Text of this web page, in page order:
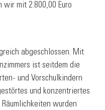
wir mit 2.800,00 Euro
abgeschlossen. Mit
ist seitdem die
und Vorschulkindern
und konzentriertes
wurden